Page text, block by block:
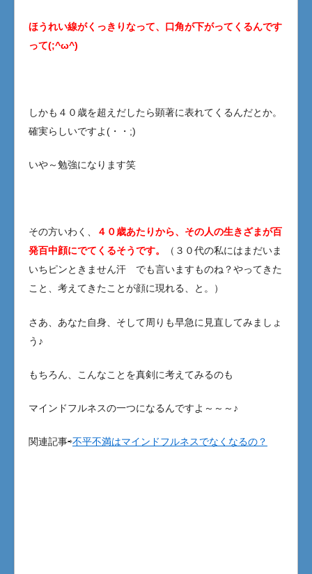
ほうれい線がくっきりなって、口角が下がってくるんです
って(;^ω^)
しかも４０歳を超えだしたら顕著に表れてくるんだとか。
確実らしいですよ(・・;)
いや～勉強になります笑
その方いわく、
４０歳あたりから、その人の生きざまが百
発百中顔にでてくるそうです。
（３０代の私にはまだいま
いちピンときません汗 でも言いますものね？やってきた
こと、考えてきたことが顔に現れる、と。）
さあ、あなた自身、そして周りも早急に見直してみましょ
う♪
もちろん、こんなことを真剣に考えてみるのも
マインドフルネスの一つになるんですよ～～～♪
関連記事⇨不平不満はマインドフルネスでなくなるの？